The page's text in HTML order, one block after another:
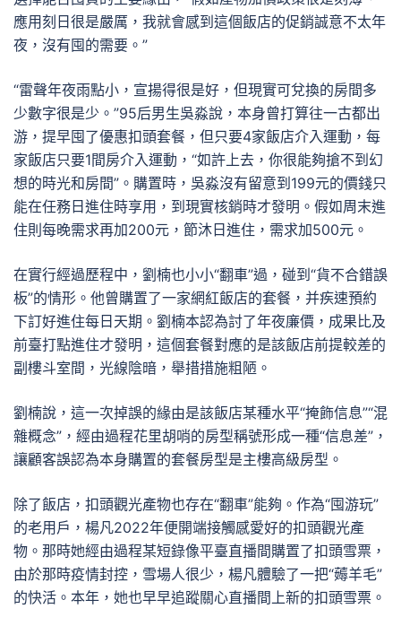
應用刻日很是嚴厲，我就會感到這個飯店的促銷誠意不太年
夜，沒有囤的需要。”
“雷聲年夜雨點小，宣揚得很是好，但現實可兌換的房間多
少數字很是少。”95后男生吳淼說，本身曾打算往一古都出
游，提早囤了優惠扣頭套餐，但只要4家飯店介入運動，每
家飯店只要1間房介入運動，“如許上去，你很能夠搶不到幻
想的時光和房間”。購置時，吳淼沒有留意到199元的價錢只
能在任務日進住時享用，到現實核銷時才發明。假如周末進
住則每晚需求再加200元，節沐日進住，需求加500元。
在實行經過歷程中，劉楠也小小“翻車”過，碰到“貨不合錯誤
板”的情形。他曾購置了一家網紅飯店的套餐，并疾速預約
下訂好進住每日天期。劉楠本認為討了年夜廉價，成果比及
前臺打點進住才發明，這個套餐對應的是該飯店前提較差的
副樓斗室間，光線陰暗，舉措措施粗陋。
劉楠說，這一次掉誤的緣由是該飯店某種水平“掩飾信息”“混
雜概念”，經由過程花里胡哨的房型稱號形成一種“信息差”，
讓顧客誤認為本身購置的套餐房型是主樓高級房型。
除了飯店，扣頭觀光產物也存在“翻車”能夠。作為“囤游玩”
的老用戶，楊凡2022年便開端接觸感愛好的扣頭觀光產
物。那時她經由過程某短錄像平臺直播間購置了扣頭雪票，
由於那時疫情封控，雪場人很少，楊凡體驗了一把“薅羊毛”
的快活。本年，她也早早追蹤關心直播間上新的扣頭雪票。